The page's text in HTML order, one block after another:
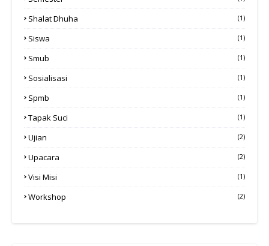
Shalat Dhuha (1)
Siswa (1)
Smub (1)
Sosialisasi (1)
Spmb (1)
Tapak Suci (1)
Ujian (2)
Upacara (2)
Visi Misi (1)
Workshop (2)